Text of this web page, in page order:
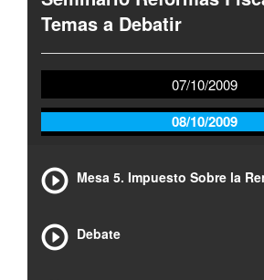
Temas a Debatir
07/10/2009
08/10/2009
Mesa 5. Impuesto Sobre la
Debate